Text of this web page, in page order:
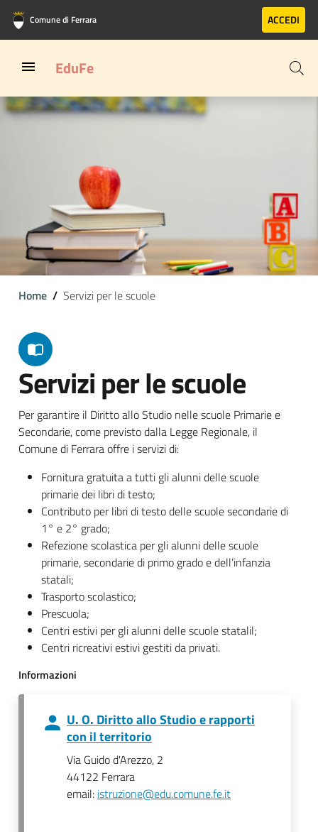
Vai al contenuto principale
Vai al footer
Comune di Ferrara ACCEDI
EduFe
Home Servizi per le scuole
Servizi per le scuole
Per garantire il Diritto allo Studio nelle scuole Primarie e
Secondarie, come previsto dalla Legge Regionale, il
Comune di Ferrara offre i servizi di:
Fornitura gratuita a tutti gli alunni delle scuole
primarie dei libri di testo;
Contributo per libri di testo delle scuole secondarie di
1° e 2° grado;
Refezione scolastica per gli alunni delle scuole
primarie, secondarie di primo grado e dell’infanzia
statali;
Trasporto scolastico;
Prescuola;
Centri estivi per gli alunni delle scuole statalil;
Centri ricreativi estivi gestiti da privati.
Informazioni
U. O. Diritto allo Studio e rapporti
con il territorio
Via Guido d'Arezzo, 2
44122 Ferrara
email: istruzione@edu.comune.fe.it